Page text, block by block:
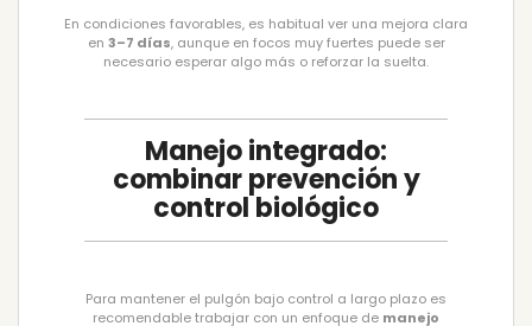
En condiciones favorables, es habitual ver una mejora clara
en 3–7 días, aunque en focos muy fuertes puede ser
necesario esperar algo más o reforzar la suelta.
Manejo integrado:
combinar prevención y
control biológico
Para mantener el pulgón bajo control a largo plazo es
recomendable trabajar con un enfoque de manejo